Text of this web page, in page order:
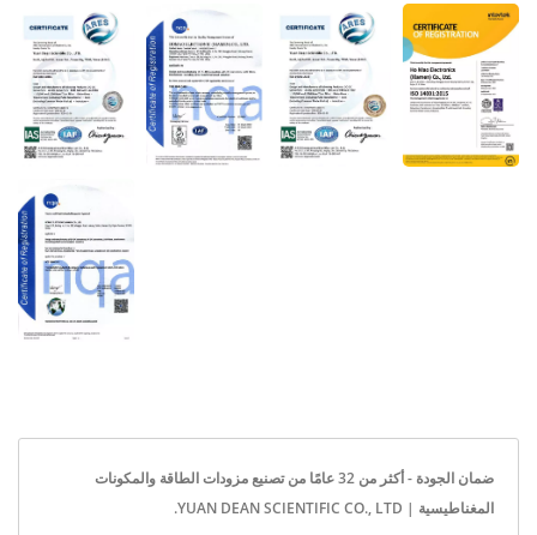
ضمان الجودة - أكثر من 32 عامًا من تصنيع مزودات الطاقة والمكونات
المغناطيسية | YUAN DEAN SCIENTIFIC CO., LTD.